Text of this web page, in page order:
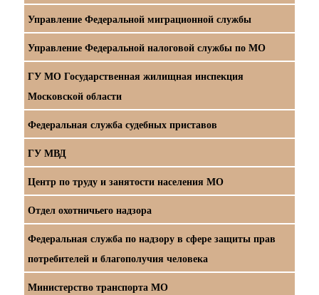
Управление Федеральной миграционной службы
Управление Федеральной налоговой службы по МО
ГУ МО Государственная жилищная инспекция
Московской области
Федеральная служба судебных приставов
ГУ МВД
Центр по труду и занятости населения МО
Отдел охотничьего надзора
Федеральная служба по надзору в сфере защиты прав
потребителей и благополучия человека
Министерство транспорта МО